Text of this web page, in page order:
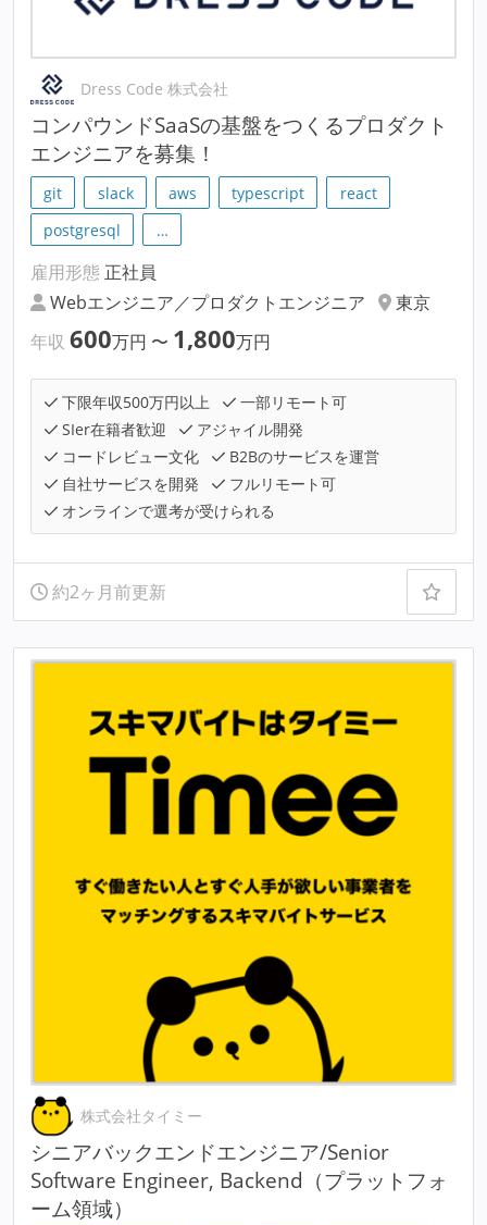
Dress Code 株式会社
コンパウンドSaaSの基盤をつくるプロダクト
エンジニアを募集！
git slack aws typescript
react
postgresql
…
雇用形態 正社員
Webエンジニア／プロダクトエンジニア
東京
年収 600万円 〜 1,800万円
下限年収500万円以上
一部リモート可
SIer在籍者歓迎
アジャイル開発
コードレビュー文化
B2Bのサービスを運営
自社サービスを開発
フルリモート可
オンラインで選考が受けられる
約2ヶ月前更新
株式会社タイミー
シニアバックエンドエンジニア/Senior
Software Engineer, Backend（プラットフォ
ーム領域）